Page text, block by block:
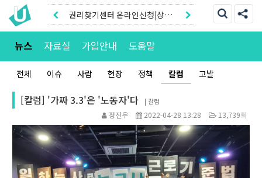
권리찾기센터 온라인신청|상담
톡
권리찾기유니온 조합원|후원안
뉴스 자료실 가입안내 도움말
전체 이슈 사람 현장 정책 칼럼 고발
[칼럼] '가짜 3.3'은 '노동자'다 | 칼럼
정진우 2022-04-28 13:28 13,739회